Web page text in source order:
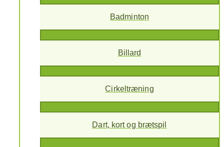
Badminton
Billard
Cirkeltræning
Dart, kort og brætspil